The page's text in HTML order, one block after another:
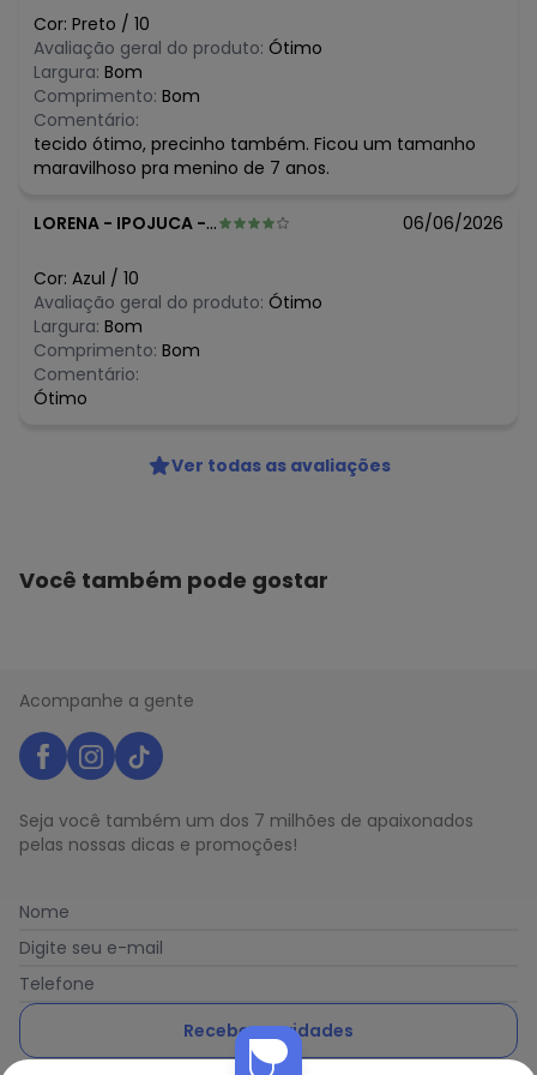
Cor: Preto / 10
Avaliação geral do produto: Ótimo
Largura: Bom
Comprimento: Bom
Comentário:
tecido ótimo, precinho também. Ficou um tamanho
maravilhoso pra menino de 7 anos.
LORENA - IPOJUCA - PE 06/06/2026
Cor: Azul / 10
Avaliação geral do produto: Ótimo
Largura: Bom
Comprimento: Bom
Comentário:
Ótimo
Ver todas as avaliações
Você também pode gostar
Acompanhe a gente
Seja você também um dos 7 milhões de apaixonados
pelas nossas dicas e promoções!
Nome
Digite seu e-mail
Telefone
Receber novidades